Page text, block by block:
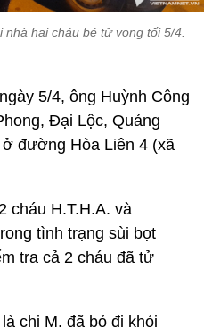
hai cháu bé tử vong tối 5/4.
5/4, ông Huỳnh Công
Đại Lộc, Quảng
đường Hòa Liên 4 (xã
cháu H.T.H.A. và
tình trạng sùi bọt
tra cả 2 cháu đã tử
chị M. đã bỏ đi khỏi